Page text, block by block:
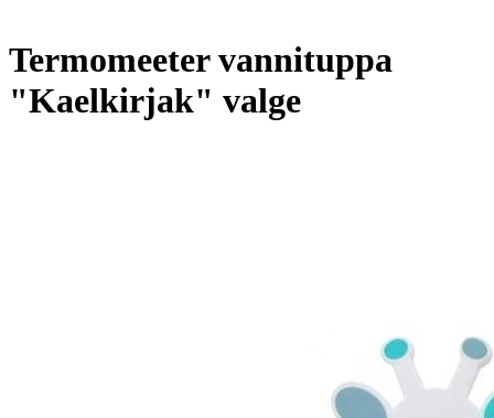
Termomeeter vannituppa
"Kaelkirjak" valge